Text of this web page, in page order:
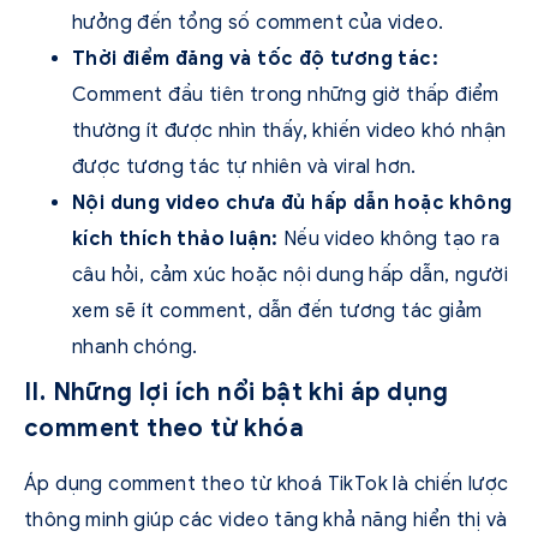
hưởng đến tổng số comment của video.
Thời điểm đăng và tốc độ tương tác:
Comment đầu tiên trong những giờ thấp điểm
thường ít được nhìn thấy, khiến video khó nhận
được tương tác tự nhiên và viral hơn.
Nội dung video chưa đủ hấp dẫn hoặc không
kích thích thảo luận: Nếu video không tạo ra
câu hỏi, cảm xúc hoặc nội dung hấp dẫn, người
xem sẽ ít comment, dẫn đến tương tác giảm
nhanh chóng.
II. Những lợi ích nổi bật khi áp dụng
comment theo từ khóa
Áp dụng comment theo từ khoá TikTok là chiến lược
thông minh giúp các video tăng khả năng hiển thị và